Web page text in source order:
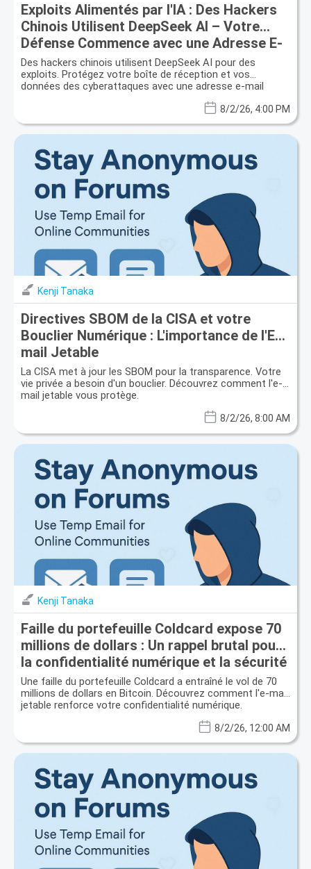
Exploits Alimentés par l'IA : Des Hackers
Chinois Utilisent DeepSeek AI – Votre
Défense Commence avec une Adresse E-
mail Jetable
Des hackers chinois utilisent DeepSeek AI pour des
exploits. Protégez votre boîte de réception et vos
données des cyberattaques avec une adresse e-mail
8/2/26, 4:00 PM
Kenji Tanaka
Directives SBOM de la CISA et votre
Bouclier Numérique : L'importance de l'E-
mail Jetable
La CISA met à jour les SBOM pour la transparence. Votre
vie privée a besoin d'un bouclier. Découvrez comment l'e-
mail jetable vous protège.
8/2/26, 8:00 AM
Kenji Tanaka
Faille du portefeuille Coldcard expose 70
millions de dollars : Un rappel brutal pour
la confidentialité numérique et la sécurité
des e-mails jetables
Une faille du portefeuille Coldcard a entraîné le vol de 70
millions de dollars en Bitcoin. Découvrez comment l'e-mail
jetable renforce votre confidentialité numérique.
8/2/26, 12:00 AM